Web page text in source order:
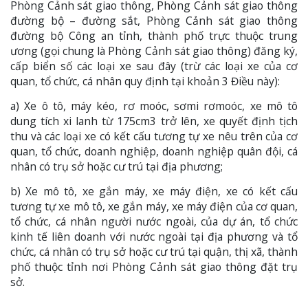
Phòng Cảnh sát giao thông, Phòng Cảnh sát giao thông
đường bộ – đường sắt, Phòng Cảnh sát giao thông
đường bộ Công an tỉnh, thành phố trực thuộc trung
ương (gọi chung là Phòng Cảnh sát giao thông) đăng ký,
cấp biển số các loại xe sau đây (trừ các loại xe của cơ
quan, tổ chức, cá nhân quy định tại khoản 3 Điều này):
a) Xe ô tô, máy kéo, rơ moóc, sơmi rơmoóc, xe mô tô
dung tích xi lanh từ 175cm3 trở lên, xe quyết định tịch
thu và các loại xe có kết cấu tương tự xe nêu trên của cơ
quan, tổ chức, doanh nghiệp, doanh nghiệp quân đội, cá
nhân có trụ sở hoặc cư trú tại địa phương;
b) Xe mô tô, xe gắn máy, xe máy điện, xe có kết cấu
tương tự xe mô tô, xe gắn máy, xe máy điện của cơ quan,
tổ chức, cá nhân người nước ngoài, của dự án, tổ chức
kinh tế liên doanh với nước ngoài tại địa phương và tổ
chức, cá nhân có trụ sở hoặc cư trú tại quận, thị xã, thành
phố thuộc tỉnh nơi Phòng Cảnh sát giao thông đặt trụ
sở.